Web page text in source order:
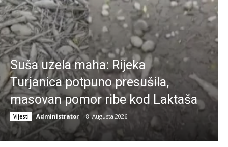
Suša uzela maha: Rijeka
Turjanica potpuno presušila,
masovan pomor ribe kod Laktaša
Vijesti Administrator - 8. Augusta 2026.